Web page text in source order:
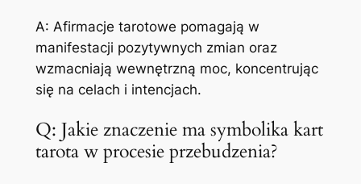
A: Afirmacje tarotowe pomagają w
manifestacji pozytywnych zmian oraz
wzmacniają wewnętrzną moc, koncentrując
się na celach i intencjach.
Q: Jakie znaczenie ma symbolika kart
tarota w procesie przebudzenia?